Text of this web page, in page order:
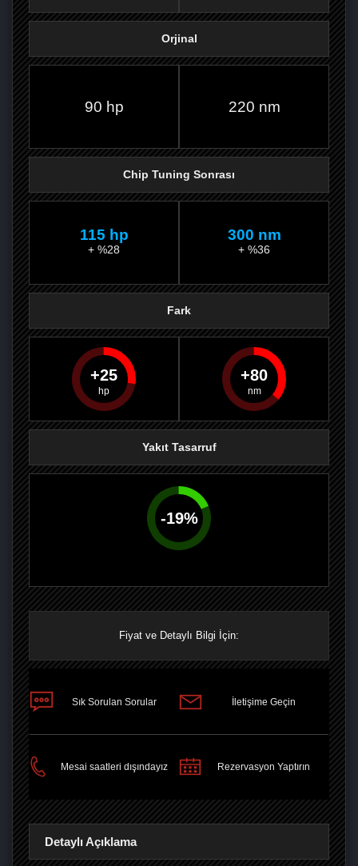
PAYLAŞPAYLAŞPLUS'TA
Orjinal
90 hp 220 nm
Chip Tuning Sonrası
115 hp
+ %28
300 nm
+ %36
Fark
25 80
Yakıt Tasarruf
-19%
Fiyat ve Detaylı Bilgi İçin:
Sık Sorulan Sorular İletişime Geçin
Mesai saatleri dışındayız Rezervasyon Yaptırın
Detaylı Açıklama